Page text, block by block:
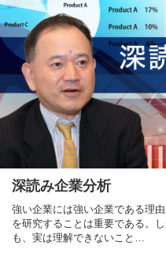
深読み企業分析
強い企業には強い企業である理
を研究することは重要である。
も、実は理解できないこと…